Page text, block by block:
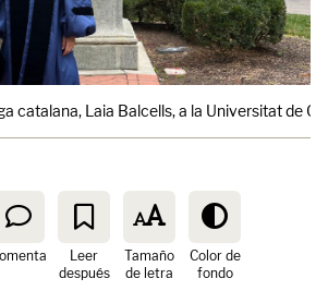
catalana, Laia Balcells, a la Universitat de
Leer
después
Tamaño
de letra
Color de
fondo